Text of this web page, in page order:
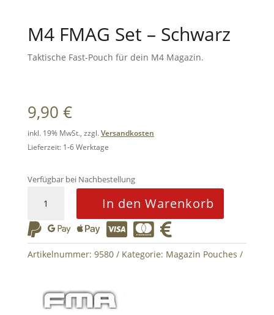
M4 FMAG Set – Schwarz
Taktische Fast-Pouch für dein M4 Magazin.
9,90 €
inkl. 19% MwSt., zzgl.Versandkosten
Lieferzeit: 1-6 Werktage
Verfügbar bei Nachbestellung
FMAG
Set
-
Schwarz
In den Warenkorb
     
Artikelnummer: 9580 Kategorie: Magazin Pouches